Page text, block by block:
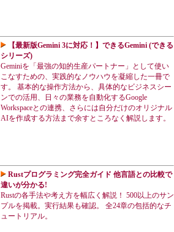
【最新版Gemini 3に対応！】できるGemini (できる
シリーズ)
Geminiを「最強の知的生産パートナー」として使い
こなすための、実践的なノウハウを凝縮した一冊で
す。 基本的な操作方法から、具体的なビジネスシー
ンでの活用、日々の業務を自動化するGoogle
Workspaceとの連携、さらには自分だけのオリジナル
AIを作成する方法まで余すところなく解説します。
Rustプログラミング完全ガイド 他言語との比較で
違いが分かる!
Rustの各手法や考え方を幅広く解説！ 500以上のサン
プルを掲載。実行結果も確認。 全24章の包括的なチ
ュートリアル。